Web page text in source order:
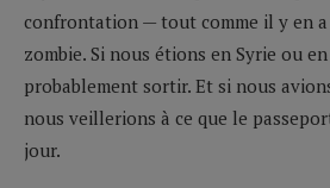
confrontation — tout comme il y en a
zombie. Si nous étions en Syrie ou
probablement sortir. Et si nous
nous veillerions à ce que le
jour.